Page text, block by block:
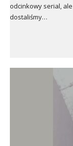
odcinkowy serial, ale
dostaliśmy…